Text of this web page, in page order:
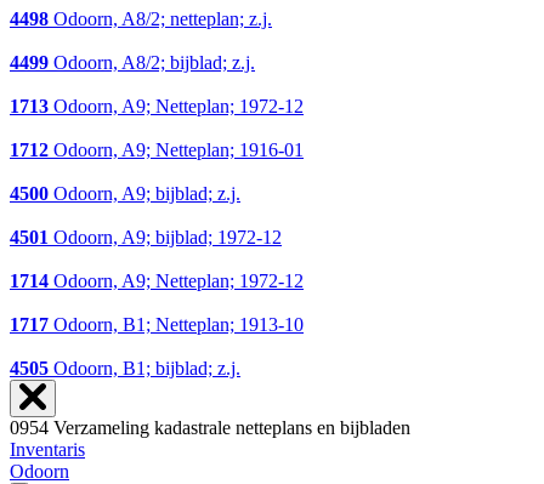
4498 Odoorn, A8/2; netteplan; z.j.
4499 Odoorn, A8/2; bijblad; z.j.
1713 Odoorn, A9; Netteplan; 1972-12
1712 Odoorn, A9; Netteplan; 1916-01
4500 Odoorn, A9; bijblad; z.j.
4501 Odoorn, A9; bijblad; 1972-12
1714 Odoorn, A9; Netteplan; 1972-12
1717 Odoorn, B1; Netteplan; 1913-10
4505 Odoorn, B1; bijblad; z.j.
0954 Verzameling kadastrale netteplans en bijbladen
Inventaris
Odoorn